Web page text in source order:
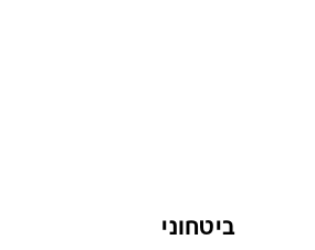
ביטחוני